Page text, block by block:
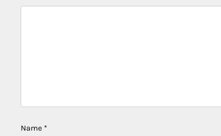
Name *